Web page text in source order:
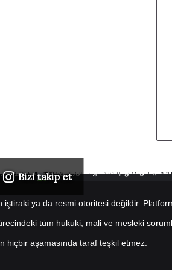
Bizi takip et
ya da resmi otoritesi değildir.
tüm hukuki, mali ve mesleki
hiçbir aşamasında taraf teşkil etmez.